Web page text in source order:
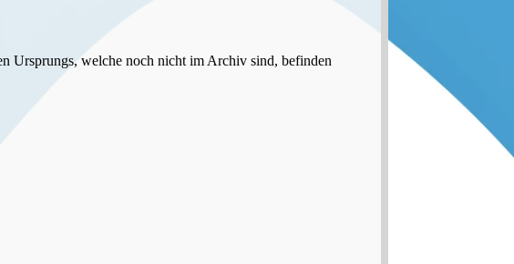
Ursprungs, welche noch nicht im Archiv sind, befinden